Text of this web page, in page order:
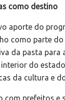
como destino
aporte do
como parte
da pasta para
do
da cultura e
com prefeitos e